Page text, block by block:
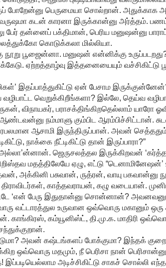
போறேன்னு பெருமையா சொல்றான். அதுக்காக
வருஷமா கடன் காரனா இருக்கான்னு அர்த்தம்.
பேர் தன்னைப் பக்திமான், பெரிய மனுஷன்னு
கொடுக்கலா மில்லியா.
நூறு பூஜைன்னா. மனுஷன் என்னிக்கு
ஏற்றத்தாழ்வு இத்தனையையும்
இதப்பாத்துகிட்டு ஏன் பேசாம
வெறுக்கிறீங்களா? இல்லே, தெய்வ
விநாயகர், பராசக்திங்கிறதெல்லாம் யாரோ
நம்மாளு கும்பிட ஆரம்பிச்சிட்டான்.
ஆசாமி இருந்திருப்பான். அவன்
நாக்கை நீட்டிகிட்டு தான் இருப்பாரா?”
ஜெருசலத்தல இருக்கிறவன்
மதத்திலேயே ஏழு, எட்டு
அக்கினி பசுவான், ருத்ரன், வாயு
திராவிடர்கள், காத்தவராயன், கழு வடையான்.
‘என் பேரு இதுதான்னு சொன்னான்?
வட்டாரத்துல உருவான ஒவ்வொரு மகானும்
காங்கிரஸ், கம்யூனிஸ்ட், தி.மு.க. மாதிரி
அவன் கஷ்டங்களப் போக்குமா? இந்தக்
ஒவ்வொரு மதமும், நீ பெரிசா நான் பெரிசான்னு
இப்படியெல்லாம அடிச்சிகிட்டு சாகச்